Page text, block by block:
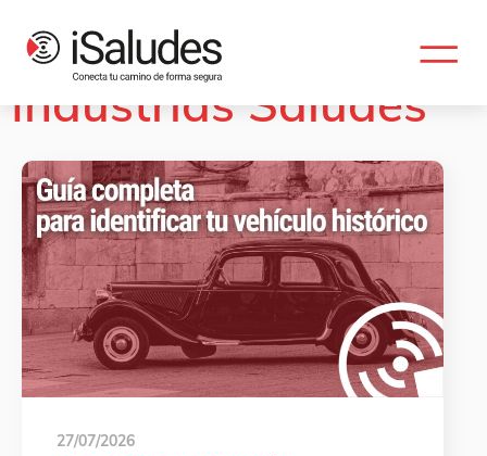
Categoría:
Industrias Saludes
27/07/2026